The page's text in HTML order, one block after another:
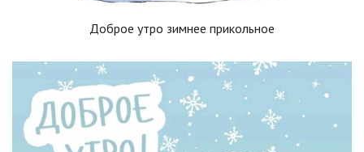
Доброе утро зимнее прикольное